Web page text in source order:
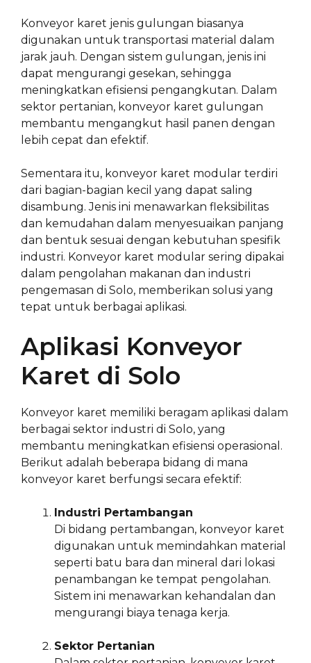
Konveyor karet jenis gulungan biasanya
digunakan untuk transportasi material dalam
jarak jauh. Dengan sistem gulungan, jenis ini
dapat mengurangi gesekan, sehingga
meningkatkan efisiensi pengangkutan. Dalam
sektor pertanian, konveyor karet gulungan
membantu mengangkut hasil panen dengan
lebih cepat dan efektif.
Sementara itu, konveyor karet modular terdiri
dari bagian-bagian kecil yang dapat saling
disambung. Jenis ini menawarkan fleksibilitas
dan kemudahan dalam menyesuaikan panjang
dan bentuk sesuai dengan kebutuhan spesifik
industri. Konveyor karet modular sering dipakai
dalam pengolahan makanan dan industri
pengemasan di Solo, memberikan solusi yang
tepat untuk berbagai aplikasi.
Aplikasi Konveyor
Karet di Solo
Konveyor karet memiliki beragam aplikasi dalam
berbagai sektor industri di Solo, yang
membantu meningkatkan efisiensi operasional.
Berikut adalah beberapa bidang di mana
konveyor karet berfungsi secara efektif:
Industri Pertambangan
Di bidang pertambangan, konveyor karet
digunakan untuk memindahkan material
seperti batu bara dan mineral dari lokasi
penambangan ke tempat pengolahan.
Sistem ini menawarkan kehandalan dan
mengurangi biaya tenaga kerja.
Sektor Pertanian